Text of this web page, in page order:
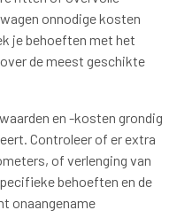
onnodige kosten
je behoeften met het
de meest geschikte
en -kosten grondig
Controleer of er extra
of verlenging van
behoeften en de
onaangename